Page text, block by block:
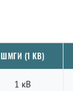
ШМГИ (1 КВ)
1 кВ